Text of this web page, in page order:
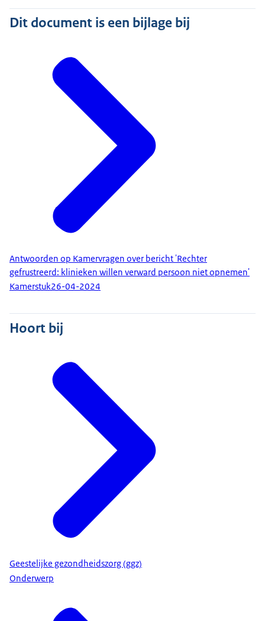
Dit document is een bijlage bij
Antwoorden op Kamervragen over bericht 'Rechter
gefrustreerd: klinieken willen verward persoon niet opnemen'
Kamerstuk26-04-2024
Hoort bij
Geestelijke gezondheidszorg (ggz)
Onderwerp